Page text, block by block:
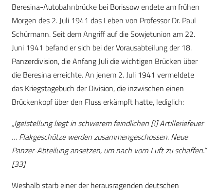
Beresina-Autobahnbrücke bei Borissow endete am frühen
Morgen des 2. Juli 1941 das Leben von Professor Dr. Paul
Schürmann. Seit dem Angriff auf die Sowjetunion am 22.
Juni 1941 befand er sich bei der Vorausabteilung der 18.
Panzerdivision, die Anfang Juli die wichtigen Brücken über
die Beresina erreichte. An jenem 2. Juli 1941 vermeldete
das Kriegstagebuch der Division, die inzwischen einen
Brückenkopf über den Fluss erkämpft hatte, lediglich:
„Igelstellung liegt in schwerem feindlichen [!] Artilleriefeuer
… Flakgeschütze werden zusammengeschossen. Neue
Panzer-Abteilung ansetzen, um nach vorn Luft zu schaffen.“
[33]
Weshalb starb einer der herausragenden deutschen